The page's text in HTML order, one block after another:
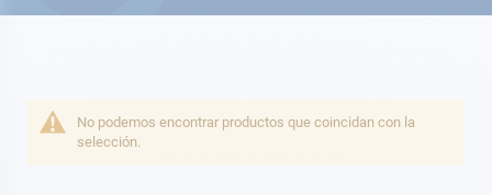
No podemos encontrar productos que coincidan con la
selección.